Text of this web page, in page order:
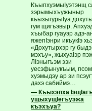
КъыпхуэмыIуэтэнщ
зэрымыхъужыныр
къызыгурыIуа
гум щигъэвыр.
хъыбар гуауэр адэ-
яжепIэнри икъукIэ
«Дохутырхэр гу быдэ
мэхъу», жыхуаIэр
ЛIэныгъэм зэи
уесэфынукъым, псом
хуэмыдэу ар зи
дахэ сабиймэ…
— Къыхэпха
ущыхущIегъуэжа
къэхъуа?